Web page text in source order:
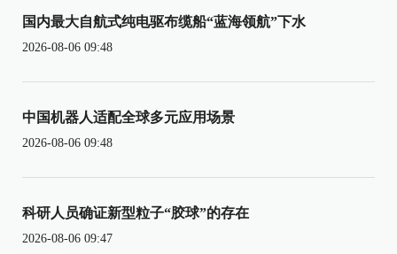
国内最大自航式纯电驱布缆船“蓝海领航”下水
2026-08-06 09:48
中国机器人适配全球多元应用场景
2026-08-06 09:48
科研人员确证新型粒子“胶球”的存在
2026-08-06 09:47